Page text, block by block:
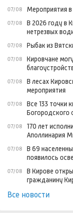
07/08 Мероприятия
07/08
В 2026 году в
нетрезвых
07/08 Рыбак из
07/08
Кировчане
07/08
В лесах
мероприятия
07/08
Все 133 точки
Богородского
07/08
170 лет
Аполлинария
07/08
В 69
появилось
07/08
В Кирове
гражданину
Все новости